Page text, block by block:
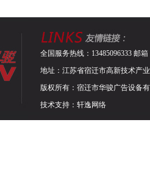
全国服务热线：13485096333 邮箱
地址：江苏省宿迁市高新技术产
版权所有：宿迁市华骏广告设备
技术支持： 轩逸网络